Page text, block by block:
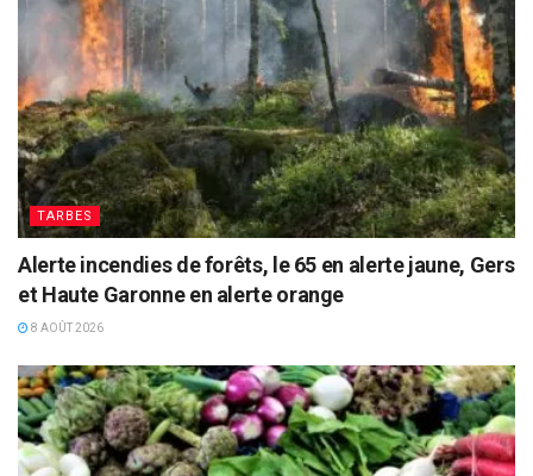
TARBES
Alerte incendies de forêts, le 65 en alerte jaune, Gers
et Haute Garonne en alerte orange
8 AOÛT 2026